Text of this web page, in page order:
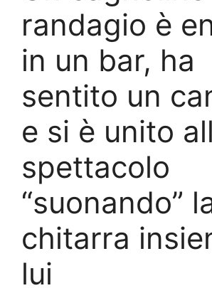
randagio è
in un bar, ha
sentito un
e si è unito
spettacolo
“suonando”
chitarra
lui